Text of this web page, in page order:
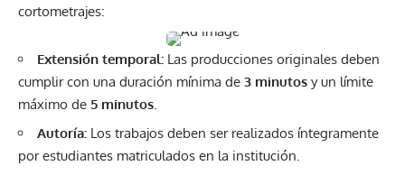
cortometrajes:
Extensión temporal: Las producciones originales deben
cumplir con una duración mínima de 3 minutos y un límite
máximo de 5 minutos
Autoría: Los trabajos deben ser realizados íntegramente
por estudiantes matriculados en la institución.